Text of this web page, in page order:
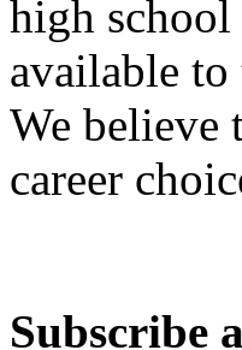
high school
available to
We believe
career
Subscribe